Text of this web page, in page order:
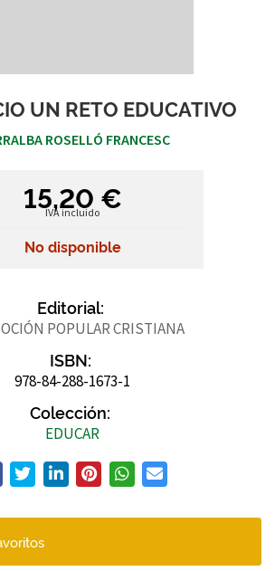
UN RETO EDUCATIVO
ROSELLÓ FRANCESC
15,20 €
IVA incluido
No disponible
Editorial:
POPULAR CRISTIANA
ISBN:
978-84-288-1673-1
Colección:
EDUCAR